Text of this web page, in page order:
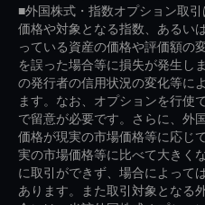
■外国株式・指数オプション取
価格や対象となる指数、あるい
っている資産の価格や評価額の
を誤った場合等に損失が発生し
の発行者の信用状況の変化等に
ます。なお、オプションを行使
で留意が必要です。さらに、外
価格が現実の市場価格等に応じ
実の市場価格等に比べて大きく
に取引ができず、場合によって
あります。また取引対象となる